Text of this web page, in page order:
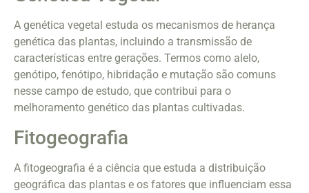
A genética vegetal estuda os mecanismos de herança
genética das plantas, incluindo a transmissão de
características entre gerações. Termos como alelo,
genótipo, fenótipo, hibridação e mutação são comuns
nesse campo de estudo, que contribui para o
melhoramento genético das plantas cultivadas.
Fitogeografia
A fitogeografia é a ciência que estuda a distribuição
geográfica das plantas e os fatores que influenciam essa